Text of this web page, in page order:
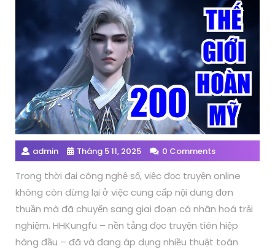
admin Tháng 5 11, 2025 0 Comments
Trong thời đại công nghệ số, việc đọc truyện online
không còn dừng lại ở việc cung cấp nội dung đơn
thuần mà đã chuyển sang giai đoạn cá nhân hoá trải
nghiệm. HHKungfu – nền tảng đọc truyện tiên hiệp
hàng đầu – đã và đang áp dụng nhiều thuật toán